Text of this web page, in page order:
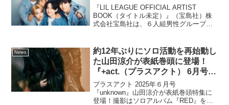
『LIL LEAGUE OFFICIAL ARTIST
BOOK（タイトル未定）』（宝島社）株
式会社宝島社は、６人組男性グループ
OFFICIAL ARTI...
News
約12年ぶりにソロ活動を再始動し
た山田涼介が表紙巻頭に登場！
『+act.（プラスアクト） 6月号』
2025年5月12日発売
プラスアクト 2025年６月号
『unknown』山田涼介が表紙巻頭特集に
登場！撮影はソロアルバム『RED』を撮